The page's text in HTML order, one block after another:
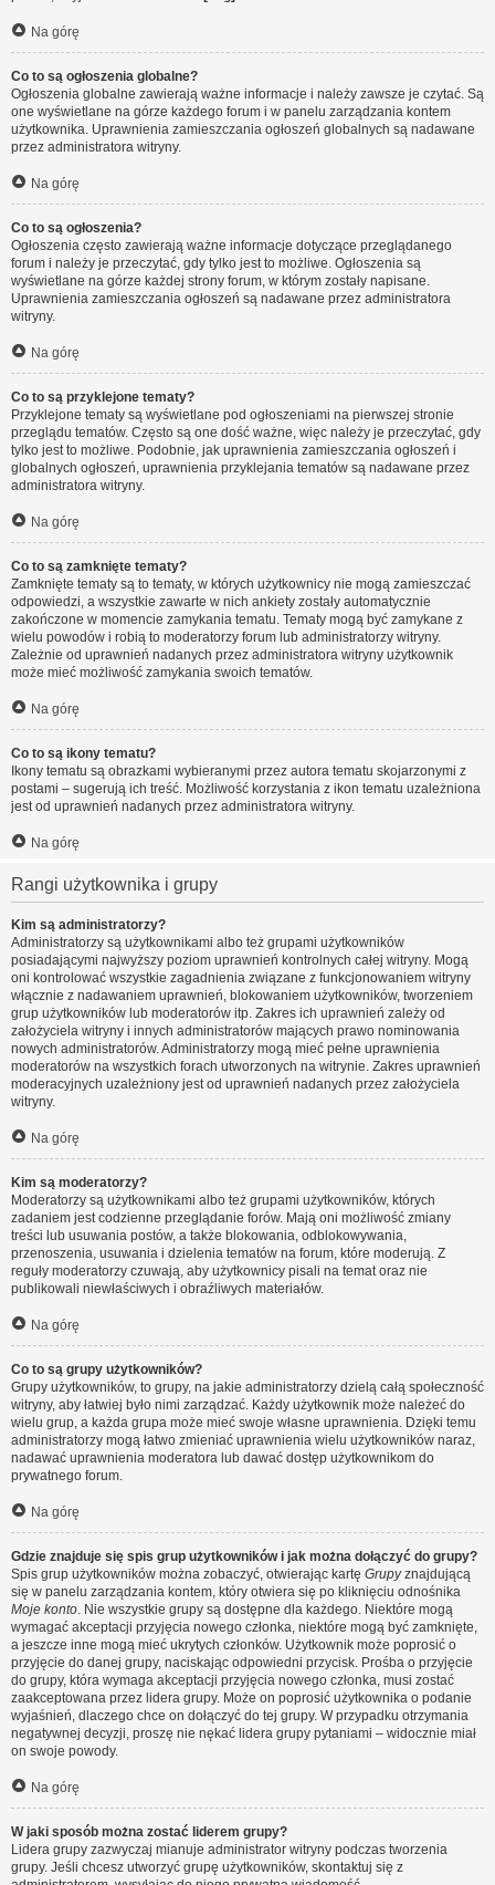
Na górę
Co to są ogłoszenia globalne?
Ogłoszenia globalne zawierają ważne informacje i należy zawsze je czytać. Są
one wyświetlane na górze każdego forum i w panelu zarządzania kontem
użytkownika. Uprawnienia zamieszczania ogłoszeń globalnych są nadawane
przez administratora witryny.
Na górę
Co to są ogłoszenia?
Ogłoszenia często zawierają ważne informacje dotyczące przeglądanego
forum i należy je przeczytać, gdy tylko jest to możliwe. Ogłoszenia są
wyświetlane na górze każdej strony forum, w którym zostały napisane.
Uprawnienia zamieszczania ogłoszeń są nadawane przez administratora
witryny.
Na górę
Co to są przyklejone tematy?
Przyklejone tematy są wyświetlane pod ogłoszeniami na pierwszej stronie
przeglądu tematów. Często są one dość ważne, więc należy je przeczytać, gdy
tylko jest to możliwe. Podobnie, jak uprawnienia zamieszczania ogłoszeń i
globalnych ogłoszeń, uprawnienia przyklejania tematów są nadawane przez
administratora witryny.
Na górę
Co to są zamknięte tematy?
Zamknięte tematy są to tematy, w których użytkownicy nie mogą zamieszczać
odpowiedzi, a wszystkie zawarte w nich ankiety zostały automatycznie
zakończone w momencie zamykania tematu. Tematy mogą być zamykane z
wielu powodów i robią to moderatorzy forum lub administratorzy witryny.
Zależnie od uprawnień nadanych przez administratora witryny użytkownik
może mieć możliwość zamykania swoich tematów.
Na górę
Co to są ikony tematu?
Ikony tematu są obrazkami wybieranymi przez autora tematu skojarzonymi z
postami – sugerują ich treść. Możliwość korzystania z ikon tematu uzależniona
jest od uprawnień nadanych przez administratora witryny.
Na górę
Rangi użytkownika i grupy
Kim są administratorzy?
Administratorzy są użytkownikami albo też grupami użytkowników
posiadającymi najwyższy poziom uprawnień kontrolnych całej witryny. Mogą
oni kontrolować wszystkie zagadnienia związane z funkcjonowaniem witryny
włącznie z nadawaniem uprawnień, blokowaniem użytkowników, tworzeniem
grup użytkowników lub moderatorów itp. Zakres ich uprawnień zależy od
założyciela witryny i innych administratorów mających prawo nominowania
nowych administratorów. Administratorzy mogą mieć pełne uprawnienia
moderatorów na wszystkich forach utworzonych na witrynie. Zakres uprawnień
moderacyjnych uzależniony jest od uprawnień nadanych przez założyciela
witryny.
Na górę
Kim są moderatorzy?
Moderatorzy są użytkownikami albo też grupami użytkowników, których
zadaniem jest codzienne przeglądanie forów. Mają oni możliwość zmiany
treści lub usuwania postów, a także blokowania, odblokowywania,
przenoszenia, usuwania i dzielenia tematów na forum, które moderują. Z
reguły moderatorzy czuwają, aby użytkownicy pisali na temat oraz nie
publikowali niewłaściwych i obraźliwych materiałów.
Na górę
Co to są grupy użytkowników?
Grupy użytkowników, to grupy, na jakie administratorzy dzielą całą społeczność
witryny, aby łatwiej było nimi zarządzać. Każdy użytkownik może należeć do
wielu grup, a każda grupa może mieć swoje własne uprawnienia. Dzięki temu
administratorzy mogą łatwo zmieniać uprawnienia wielu użytkowników naraz,
nadawać uprawnienia moderatora lub dawać dostęp użytkownikom do
prywatnego forum.
Na górę
Gdzie znajduje się spis grup użytkowników i jak można dołączyć do grupy?
Spis grup użytkowników można zobaczyć, otwierając kartę Grupyznajdującą
się w panelu zarządzania kontem, który otwiera się po kliknięciu odnośnika
Moje konto. Nie wszystkie grupy są dostępne dla każdego. Niektóre mogą
wymagać akceptacji przyjęcia nowego członka, niektóre mogą być zamknięte,
a jeszcze inne mogą mieć ukrytych członków. Użytkownik może poprosić o
przyjęcie do danej grupy, naciskając odpowiedni przycisk. Prośba o przyjęcie
do grupy, która wymaga akceptacji przyjęcia nowego członka, musi zostać
zaakceptowana przez lidera grupy. Może on poprosić użytkownika o podanie
wyjaśnień, dlaczego chce on dołączyć do tej grupy. W przypadku otrzymania
negatywnej decyzji, proszę nie nękać lidera grupy pytaniami – widocznie miał
on swoje powody.
Na górę
W jaki sposób można zostać liderem grupy?
Lidera grupy zazwyczaj mianuje administrator witryny podczas tworzenia
grupy. Jeśli chcesz utworzyć grupę użytkowników, skontaktuj się z